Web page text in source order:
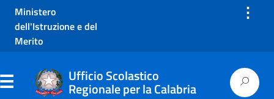
Ministero
dell'Istruzione e del
Merito
⋮
Ufficio Scolastico
Regionale per la Calabria